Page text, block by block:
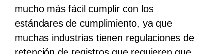
mucho más fácil cumplir con los
estándares de cumplimiento, ya que
muchas industrias tienen regulaciones de